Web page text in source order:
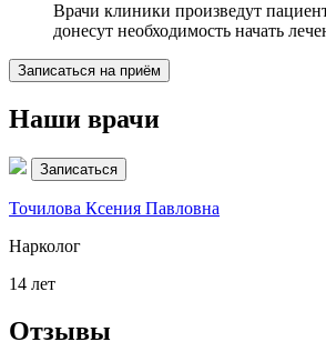
Врачи клиники произведут
донесут необходимость начать
Записаться на приём
Наши врачи
Записаться
Точилова Ксения Павловна
Нарколог
14 лет
Отзывы